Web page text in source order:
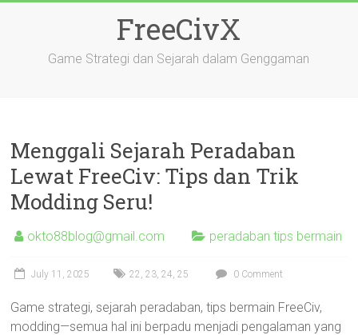
FreeCivX
Game Strategi dan Sejarah dalam Genggaman
Menggali Sejarah Peradaban
Lewat FreeCiv: Tips dan Trik
Modding Seru!
okto88blog@gmail.com peradaban tips bermain
July 11, 2025 22 ,23,24,25 0 Comment
Game strategi, sejarah peradaban, tips bermain FreeCiv,
modding—semua hal ini berpadu menjadi pengalaman yang